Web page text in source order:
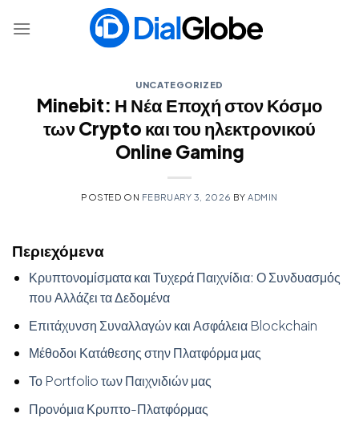
UNCATEGORIZED
Minebit: Η Νέα Εποχή στον Κόσμο
των Crypto και του ηλεκτρονικού
Online Gaming
POSTED ON FEBRUARY 3, 2026 BY ADMIN
Περιεχόμενα
Κρυπτονομίσματα και Τυχερά Παιχνίδια: Ο Συνδυασμός
που Αλλάζει τα Δεδομένα
Επιτάχυνση Συναλλαγών και Ασφάλεια Blockchain
Μέθοδοι Κατάθεσης στην Πλατφόρμα μας
Το Portfolio των Παιχνιδιών μας
Προνόμια Κρυπτο-Πλατφόρμας